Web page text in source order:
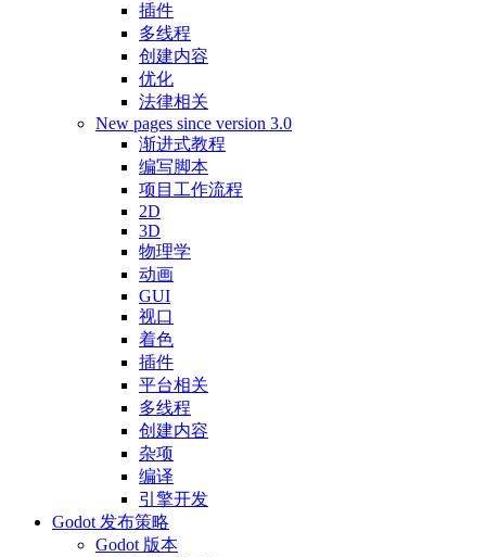
插件
多线程
创建内容
优化
法律相关
New pages since version 3.0
渐进式教程
编写脚本
项目工作流程
2D
3D
物理学
动画
GUI
视口
着色
插件
平台相关
多线程
创建内容
杂项
编译
引擎开发
Godot 发布策略
Godot 版本